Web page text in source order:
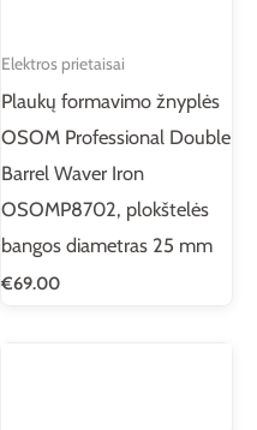
Elektros prietaisai
Plaukų formavimo žnyplės
OSOM Professional Double
Barrel Waver Iron
OSOMP8702, plokštelės
bangos diametras 25 mm
€69.00